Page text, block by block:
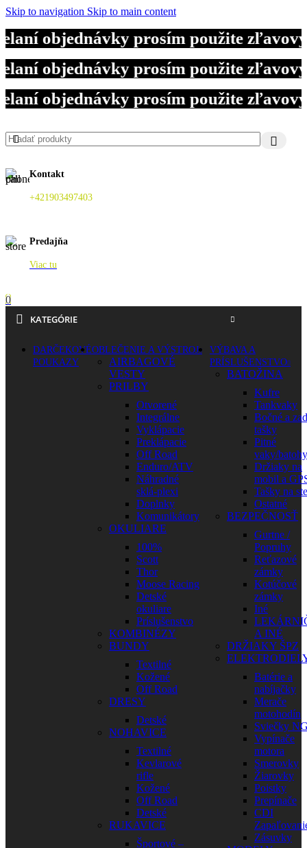
Skip to navigation Skip to main content
objednávky prosím použite
objednávky prosím použite
objednávky prosím použite
Kontakt
+421903497403
Predajňa
Viac tu
0
KATEGÓRIE
DARČEKOVÉ
POUKAZY
OBLEČENIE A VÝSTROJ
AIRBAGOVÉ
VESTY
PRILBY
Otvorené
Integrálne
Vyklápacie
Preklápacie
Off Road
Enduro/ATV
Náhradné
sklá-plexi
Doplnky
Komunikátory
OKULIARE
100%
Scott
Thor
Moose Racing
Detské
okuliare
Príslušenstvo
KOMBINÉZY
BUNDY
Textilné
Kožené
Off Road
DRESY
Detské
NOHAVICE
Textilné
Kevlarové
rifle
Kožené
Off Road
Detské
RUKAVICE
Športové –
VÝBAVA A
PRÍSLUŠENSTVO
BATOŽINA
Kufre
Tankvaky
Bočné a
tašky
Pitné
vaky/batohy
Držiaky na
mobil a
Tašky na
Ostatné
BEZPEČNOSŤ
Gurtne /
Popruhy
Reťazové
zámky
Kotúčové
zámky
Iné
A INÉ
DRŽIAKY ŠPZ
Batérie a
nabíjačky
Merače
motohodín
Sviečky
Vypínače
motora
Smerovky
Žiarovky
Poistky
Prepínače
CDI
Zásuvky